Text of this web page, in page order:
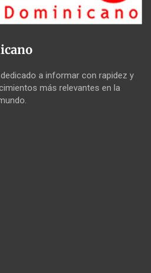
a informar con rapidez y
más relevantes en la